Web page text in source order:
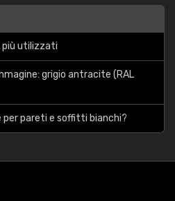
più utilizzati
grigio antracite (RAL
per pareti e soffitti bianchi?